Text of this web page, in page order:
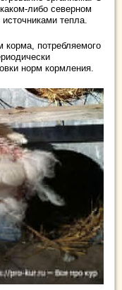
либо северном
тепла.
корма, потребляемого
норм кормления.